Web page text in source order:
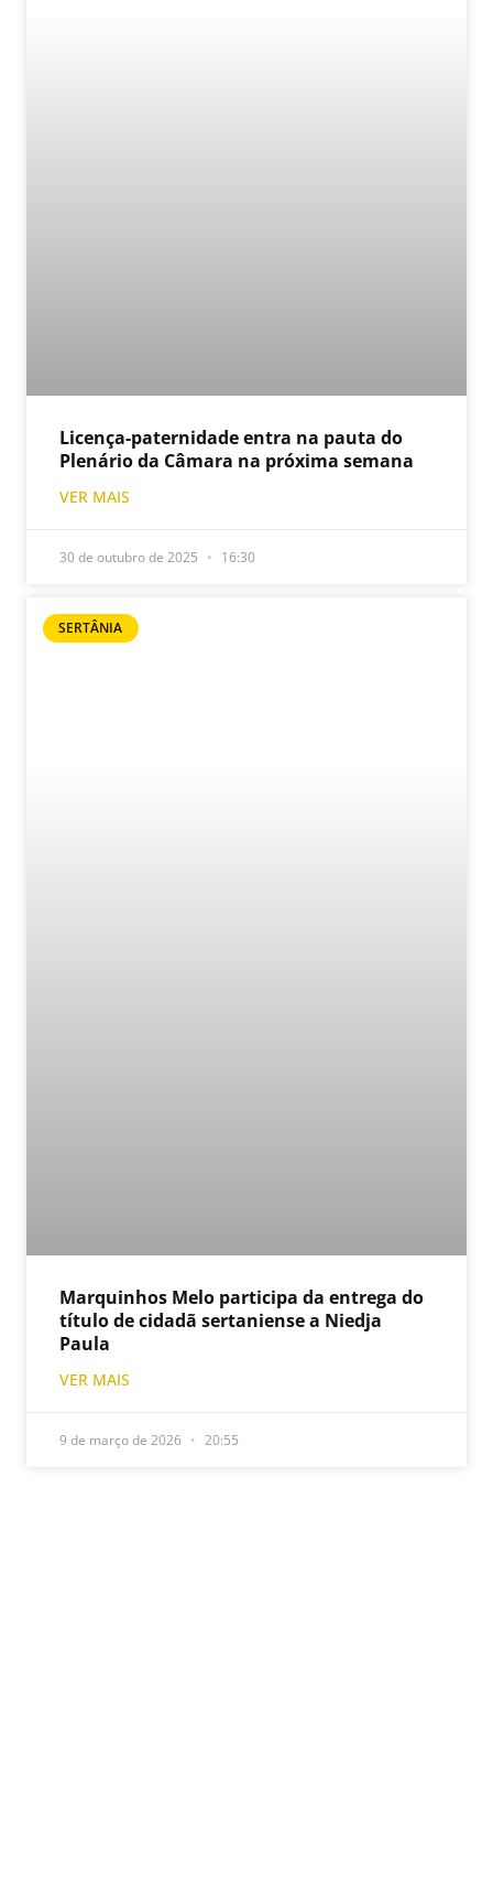
Licença-paternidade entra na pauta do
Plenário da Câmara na próxima semana
VER MAIS
30 de outubro de 2025 16:30
SERTÂNIA
Marquinhos Melo participa da entrega do
título de cidadã sertaniense a Niedja
Paula
VER MAIS
9 de março de 2026 20:55